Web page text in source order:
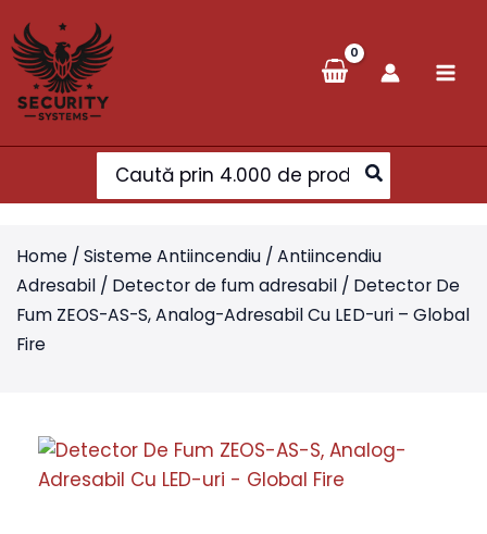
to
content
Search
for:
Home / Sisteme Antiincendiu / Antiincendiu
Adresabil / Detector de fum adresabil / Detector De
Fum ZEOS-AS-S, Analog-Adresabil Cu LED-uri – Global
Fire